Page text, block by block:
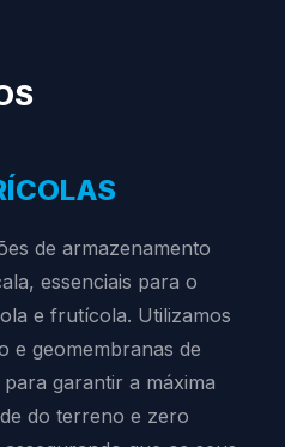
de armazenamento
essenciais para o
e frutícola. Utilizamos
e geomembranas de
garantir a máxima
do terreno e zero